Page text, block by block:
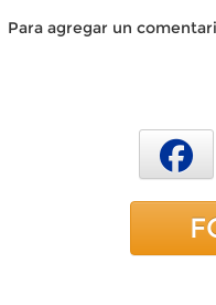
Para agregar un